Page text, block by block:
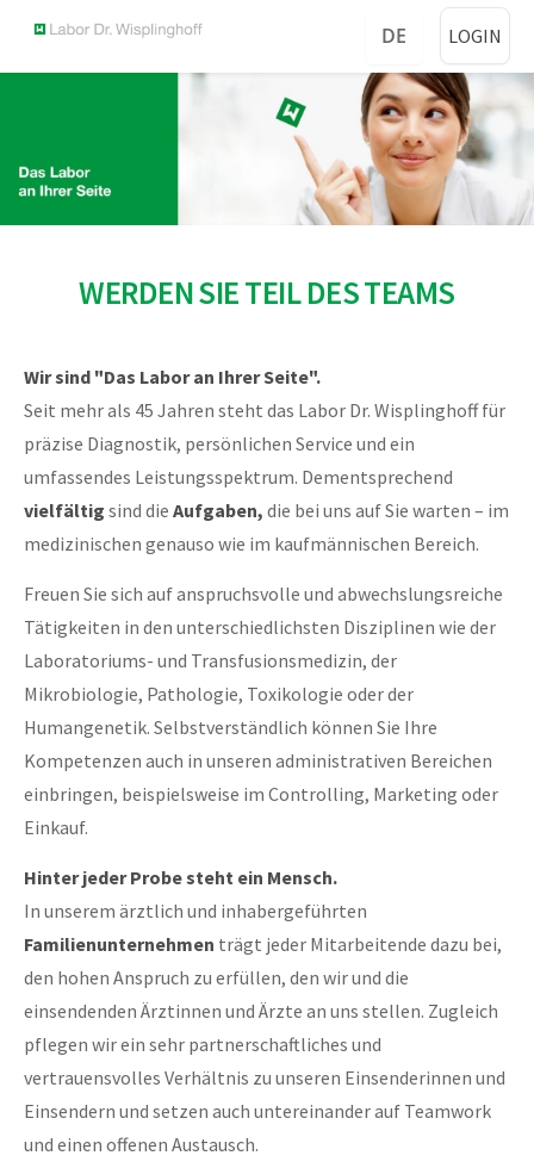
DE LOGIN
WERDEN SIE TEIL DES TEAMS
Wir sind "Das Labor an Ihrer Seite".
Seit mehr als 45 Jahren steht das Labor Dr. Wisplinghoff für
präzise Diagnostik, persönlichen Service und ein
umfassendes Leistungsspektrum. Dementsprechend
vielfältig sind die Aufgaben, die bei uns auf Sie warten – im
medizinischen genauso wie im kaufmännischen Bereich.
Freuen Sie sich auf anspruchsvolle und abwechslungsreiche
Tätigkeiten in den unterschiedlichsten Disziplinen wie der
Laboratoriums- und Transfusionsmedizin, der
Mikrobiologie, Pathologie, Toxikologie oder der
Humangenetik. Selbstverständlich können Sie Ihre
Kompetenzen auch in unseren administrativen Bereichen
einbringen, beispielsweise im Controlling, Marketing oder
Einkauf.
Hinter jeder Probe steht ein Mensch.
In unserem ärztlich und inhabergeführten
Familienunternehmen trägt jeder Mitarbeitende dazu bei,
den hohen Anspruch zu erfüllen, den wir und die
einsendenden Ärztinnen und Ärzte an uns stellen. Zugleich
pflegen wir ein sehr partnerschaftliches und
vertrauensvolles Verhältnis zu unseren Einsenderinnen und
Einsendern und setzen auch untereinander auf Teamwork
und einen offenen Austausch.